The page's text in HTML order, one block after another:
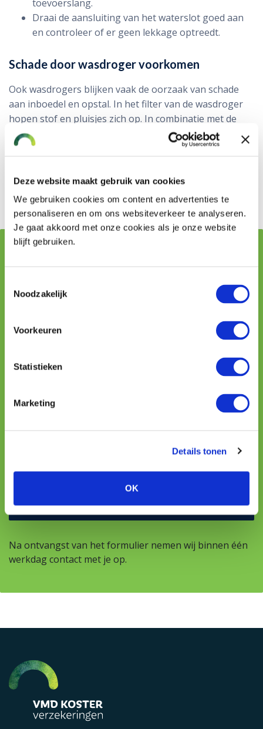
Deze website maakt gebruik van cookies
We gebruiken cookies om content en advertenties te
personaliseren en om ons websiteverkeer te analyseren.
Je gaat akkoord met onze cookies als je onze website
blijft gebruiken.
Noodzakelijk
Voorkeuren
Statistieken
Marketing
Details tonen
OK
toevoerslang.
Draai de aansluiting van het waterslot goed aan
en controleer of er geen lekkage optreedt.
Schade door wasdroger voorkomen
Ook wasdrogers blijken vaak de oorzaak van schade
aan inboedel en opstal. In het filter van de wasdroger
hopen stof en pluisjes zich op. In combinatie met de
hoge temperaturen in de wasdroger kan dit leiden tot
brand. Maak daarom regelmatig het stoffilter van uw
voorzorgsmaatregel is het verstandig nooit uw woning
Naam
Na ontvangst van het formulier nemen wij binnen één
werkdag contact met je op.